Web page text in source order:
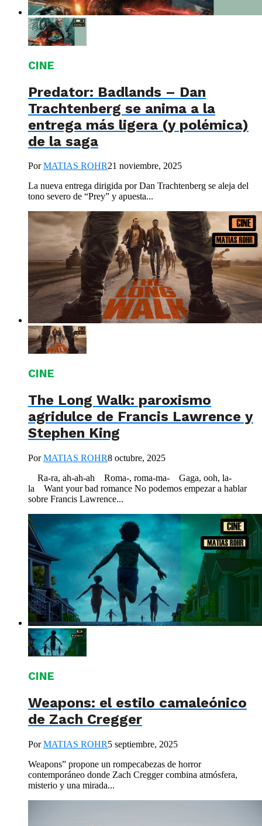
CINE
Predator: Badlands – Dan
Trachtenberg se anima a la
entrega más ligera (y polémica)
de la saga
PorMATIAS ROHR21 noviembre, 2025
La nueva entrega dirigida por Dan Trachtenberg se aleja del
tono severo de “Prey” y apuesta...
CINE
The Long Walk: paroxismo
agridulce de Francis Lawrence y
Stephen King
PorMATIAS ROHR8 octubre, 2025
Ra-ra, ah-ah-ah Roma-, roma-ma- Gaga, ooh, la-
la Want your bad romance No podemos empezar a hablar
sobre Francis Lawrence...
CINE
Weapons: el estilo camaleónico
de Zach Cregger
PorMATIAS ROHR5 septiembre, 2025
Weapons” propone un rompecabezas de horror
contemporáneo donde Zach Cregger combina atmósfera,
misterio y una mirada...